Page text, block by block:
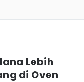
Lebih
di Oven